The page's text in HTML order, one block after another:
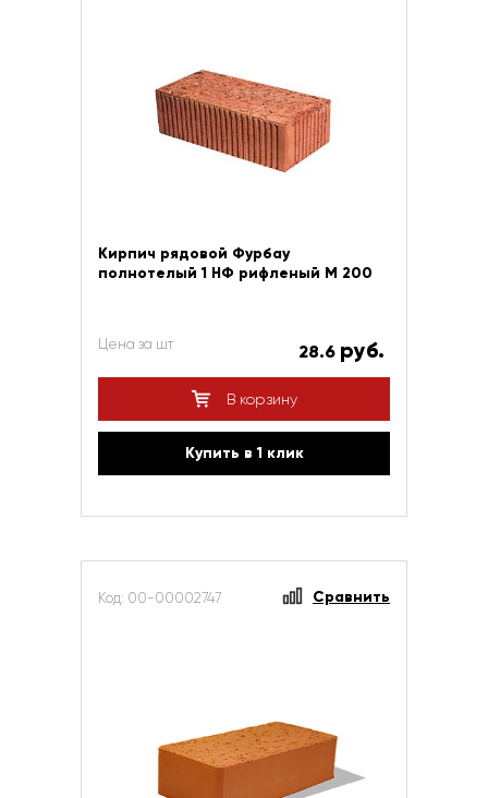
Кирпич рядовой Фурбау
полнотелый 1 НФ рифленый М 200
Цена за шт 28.6 руб.
В корзину
Купить в 1 клик
Код: 00-00002747 Сравнить